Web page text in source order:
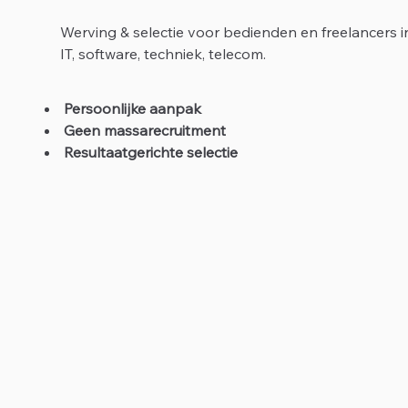
Werving & selectie voor bedienden en freelancers
IT, software, techniek, telecom.
Persoonlijke aanpak
Geen massarecruitment
Resultaatgerichte selectie